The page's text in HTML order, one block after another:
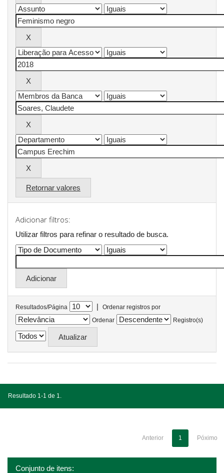
Retornar valores
Adicionar filtros:
Utilizar filtros para refinar o resultado de busca.
Resultados/Página |
Ordenar registros por
Ordenar
Registro(s)
Resultado 1-1 de 1.
Anterior 1 Póximo
Conjunto de itens: